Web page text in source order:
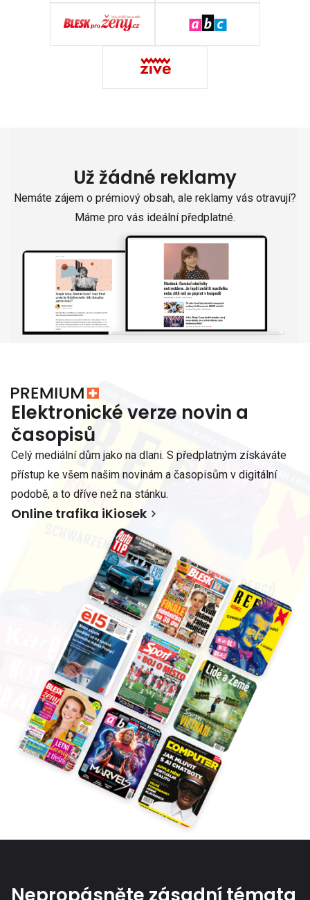
Už žádné reklamy
Nemáte zájem o prémiový obsah, ale reklamy vás otravují?
Máme pro vás ideální předplatné.
Elektronické verze novin a
časopisů
Celý mediální dům jako na dlani. S předplatným získáváte
přístup ke všem našim novinám a časopisům v digitální
podobě, a to dříve než na stánku.
Online trafika iKiosek